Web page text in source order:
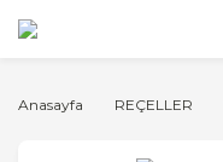
Anasayfa REÇELLER